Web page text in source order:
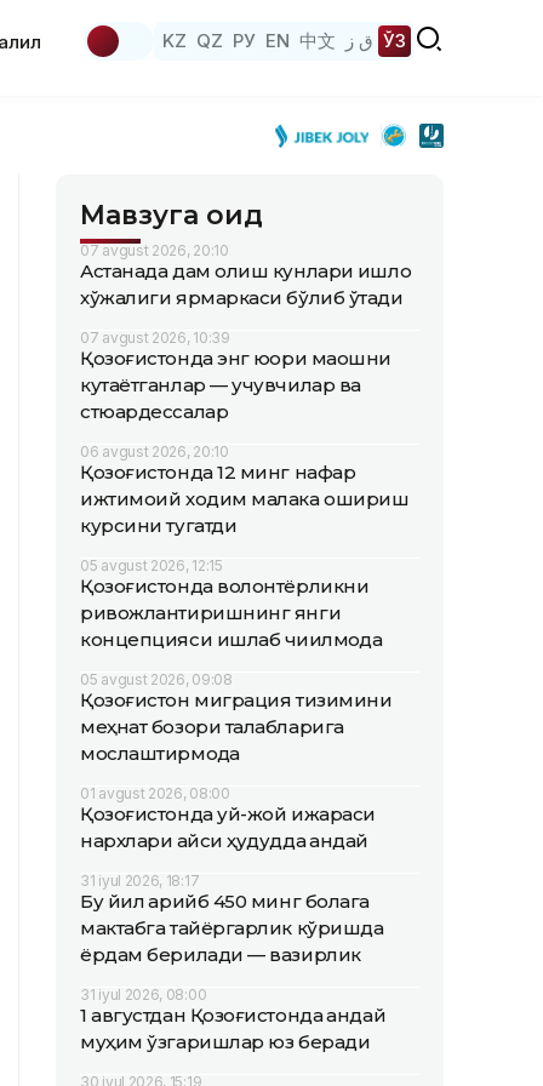
KZ QZ РУ EN 中文 ق ز ЎЗ
Мавзуга оид
07 avgust 2026, 20:10
Астанада дам олиш кунлари қишлоқ
хўжалиги ярмаркаси бўлиб ўтади
07 avgust 2026, 10:39
Қозоғистонда энг юқори маошни
кутаётганлар — учувчилар ва
стюардессалар
06 avgust 2026, 20:10
Қозоғистонда 12 минг нафар
ижтимоий ходим малака ошириш
курсини тугатди
05 avgust 2026, 12:15
Қозоғистонда волонтёрликни
ривожлантиришнинг янги
концепцияси ишлаб чиқилмоқда
05 avgust 2026, 09:08
Қозоғистон миграция тизимини
меҳнат бозори талабларига
мослаштирмоқда
01 avgust 2026, 08:00
Қозоғистонда уй-жой ижараси
нархлари қайси ҳудудда қандай
31 iyul 2026, 18:17
Бу йил қарийб 450 минг болага
мактабга тайёргарлик кўришда
ёрдам берилади — вазирлик
31 iyul 2026, 08:00
1 августдан Қозоғистонда қандай
муҳим ўзгаришлар юз беради
30 iyul 2026, 15:19